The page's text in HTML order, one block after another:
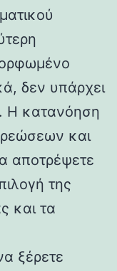
δεν υπάρχει
Η κατανόηση
και
αποτρέψετε
της
και τα
ξέρετε